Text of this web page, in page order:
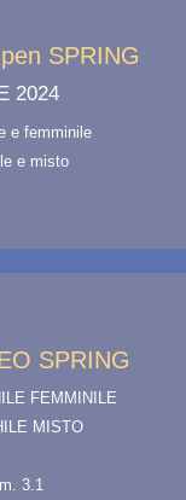
SPRING
2024
e femminile
e misto
SPRING
FEMMINILE
MISTO
3.1